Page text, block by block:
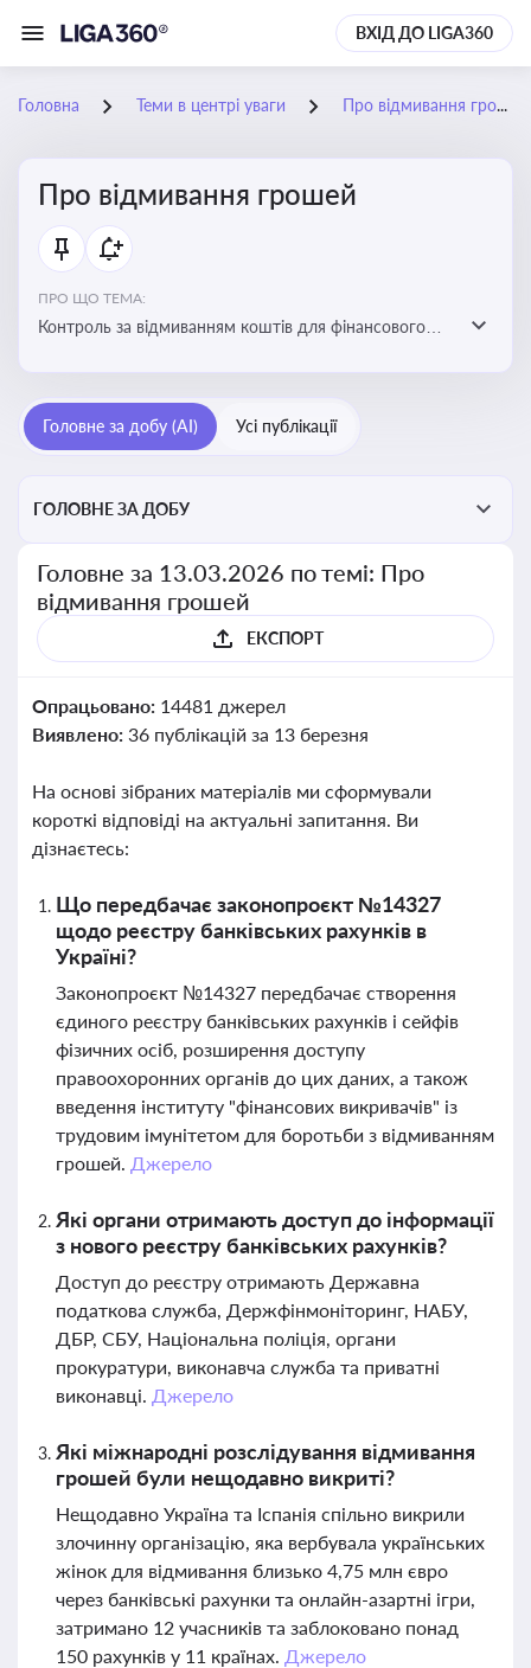
ВХІД ДО LIGA360
Головна Теми в центрі уваги Про відмивання грошей
Про відмивання грошей
ПРО ЩО ТЕМА:
Контроль за відмиванням коштів для фінансового
сплати податків. Вбудовування AML у договори та
Головне за добу (AI) Усі публікації
ГОЛОВНЕ ЗА ДОБУ
Головне за 13.03.2026 по темі: Про
відмивання грошей
ЕКСПОРТ
Опрацьовано: 14481 джерел
Виявлено: 36 публікацій за 13 березня
На основі зібраних матеріалів ми сформували
короткі відповіді на актуальні запитання. Ви
дізнаєтесь:
Що передбачає законопроєкт №14327
щодо реєстру банківських рахунків в
Україні?
Законопроєкт №14327 передбачає створення
єдиного реєстру банківських рахунків і сейфів
фізичних осіб, розширення доступу
правоохоронних органів до цих даних, а також
введення інституту "фінансових викривачів" із
трудовим імунітетом для боротьби з відмиванням
грошей. Джерело
Які органи отримають доступ до інформації
з нового реєстру банківських рахунків?
Доступ до реєстру отримають Державна
податкова служба, Держфінмоніторинг, НАБУ,
ДБР, СБУ, Національна поліція, органи
прокуратури, виконавча служба та приватні
виконавці. Джерело
Які міжнародні розслідування відмивання
грошей були нещодавно викриті?
Нещодавно Україна та Іспанія спільно викрили
злочинну організацію, яка вербувала українських
жінок для відмивання близько 4,75 млн євро
через банківські рахунки та онлайн-азартні ігри,
затримано 12 учасників та заблоковано понад
150 рахунків у 11 країнах. Джерело